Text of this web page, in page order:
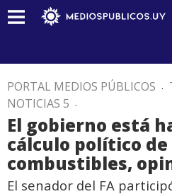
PORTAL MEDIOS PÚBLICOS .
NOTICIAS 5 .
El gobierno está
cálculo político
combustibles,
El senador del FA